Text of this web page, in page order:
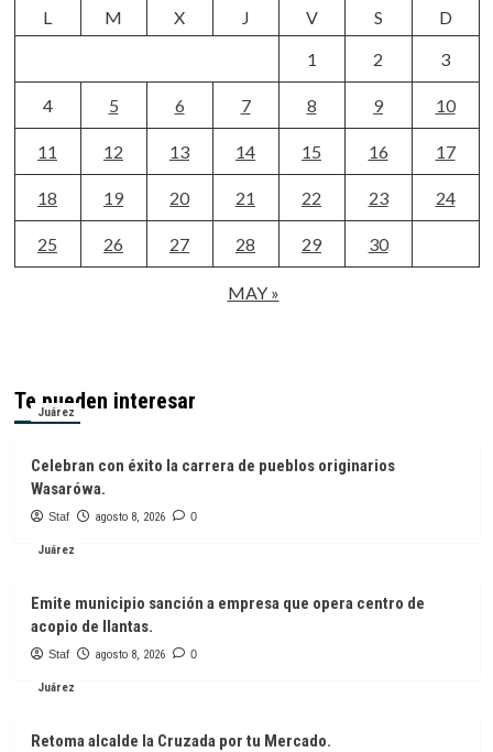
L
M X J V S
D
1
2 3
4 5 6 7 8 9 10
11 12 13 14 15 16 17
18 19 20 21 22 23 24
25 26 27 28 29 30
MAY »
Te pueden interesar
Juárez
Celebran con éxito la carrera de pueblos originarios
Wasarówa.
Staf agosto 8, 2026 0
Juárez
Emite municipio sanción a empresa que opera centro de
acopio de llantas.
Staf agosto 8, 2026 0
Juárez
Retoma alcalde la Cruzada por tu Mercado.